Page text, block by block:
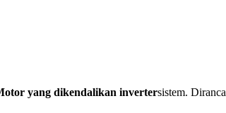
yang dikendalikan invertersistem.